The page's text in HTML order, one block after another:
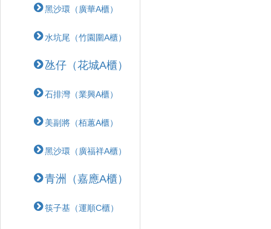
黑沙環（廣華A櫃）
水坑尾（竹園圍A櫃）
氹仔（花城A櫃）
石排灣（業興A櫃）
美副將（栢蕙A櫃）
黑沙環（廣福祥A櫃）
青洲（嘉應A櫃）
筷子基（運順C櫃）